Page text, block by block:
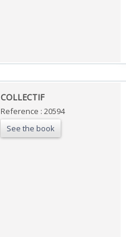
‎COLLECTIF‎
Reference : 20594
See the book